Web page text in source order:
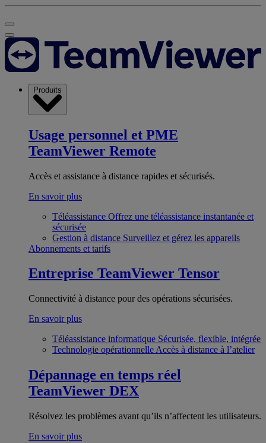
Produits
Usage personnel et PME
TeamViewer Remote
Accès et assistance à distance rapides et sécurisés.
En savoir plus
Téléassistance Offrez une téléassistance instantanée et
sécurisée
Gestion à distance Surveillez et gérez les appareils
Abonnements et tarifs
Entreprise TeamViewer Tensor
Connectivité à distance pour des opérations sécurisées.
En savoir plus
Téléassistance informatique Sécurisée, flexible, intégrée
Technologie opérationnelle Accès à distance à l’atelier
Dépannage en temps réel
TeamViewer DEX
Résolvez les problèmes avant qu’ils n’affectent les utilisateurs.
En savoir plus